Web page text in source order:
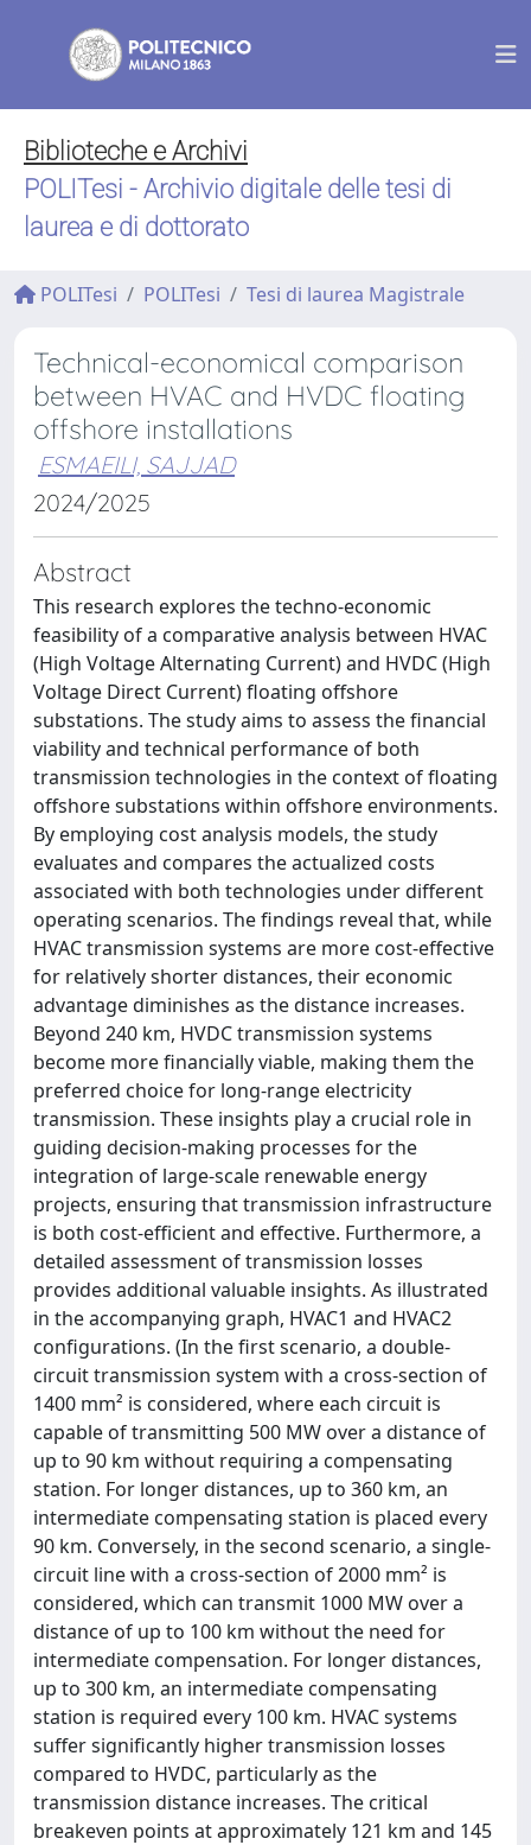
Biblioteche e Archivi
POLITesi - Archivio digitale delle tesi di
laurea e di dottorato
POLITesi POLITesi Tesi di laurea Magistrale
Technical-economical comparison
between HVAC and HVDC floating
offshore installations
ESMAEILI, SAJJAD
2024/2025
Abstract
This research explores the techno-economic
feasibility of a comparative analysis between HVAC
(High Voltage Alternating Current) and HVDC (High
Voltage Direct Current) floating offshore
substations. The study aims to assess the financial
viability and technical performance of both
transmission technologies in the context of floating
offshore substations within offshore environments.
By employing cost analysis models, the study
evaluates and compares the actualized costs
associated with both technologies under different
operating scenarios. The findings reveal that, while
HVAC transmission systems are more cost-effective
for relatively shorter distances, their economic
advantage diminishes as the distance increases.
Beyond 240 km, HVDC transmission systems
become more financially viable, making them the
preferred choice for long-range electricity
transmission. These insights play a crucial role in
guiding decision-making processes for the
integration of large-scale renewable energy
projects, ensuring that transmission infrastructure
is both cost-efficient and effective. Furthermore, a
detailed assessment of transmission losses
provides additional valuable insights. As illustrated
in the accompanying graph, HVAC1 and HVAC2
configurations. (In the first scenario, a double-
circuit transmission system with a cross-section of
1400 mm² is considered, where each circuit is
capable of transmitting 500 MW over a distance of
up to 90 km without requiring a compensating
station. For longer distances, up to 360 km, an
intermediate compensating station is placed every
90 km. Conversely, in the second scenario, a single-
circuit line with a cross-section of 2000 mm² is
considered, which can transmit 1000 MW over a
distance of up to 100 km without the need for
intermediate compensation. For longer distances,
up to 300 km, an intermediate compensating
station is required every 100 km. HVAC systems
suffer significantly higher transmission losses
compared to HVDC, particularly as the
transmission distance increases. The critical
breakeven points at approximately 121 km and 145